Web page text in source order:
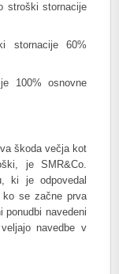
stroški stornacije
stornacije 60%
100% osnovne
škoda večja kot
je SMR&Co.
ki je odpovedal
ko se začne prva
navedeni
navedbe v